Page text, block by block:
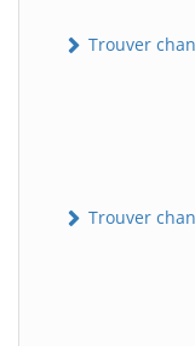
Trouver
Trouver